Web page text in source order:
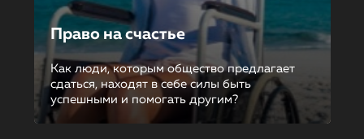
Право на счастье
Как люди, которым общество предлагает
сдаться, находят в себе силы быть
успешными и помогать другим?